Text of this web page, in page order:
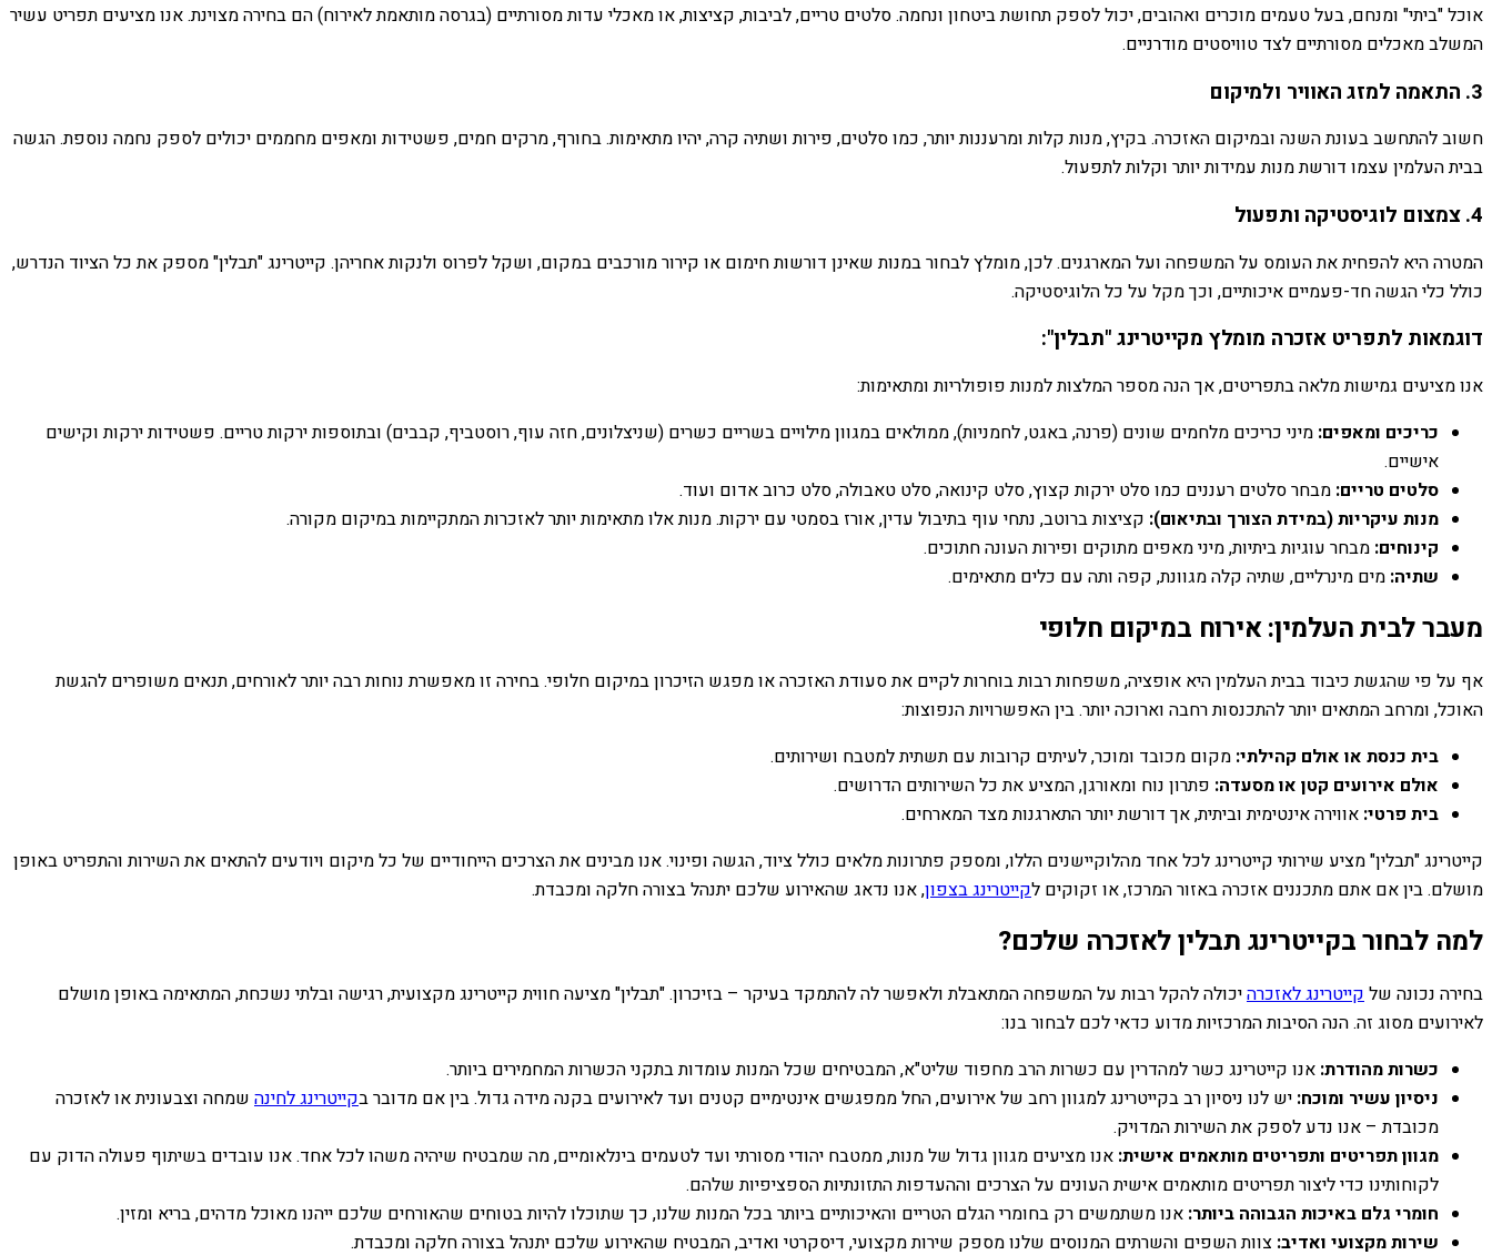
אוכל "ביתי" ומנחם, בעל טעמים מוכרים ואהובים, יכול לספק תחושת ביטחון ונחמה. סלטים טריים, לביבות, קציצות, או מאכלי עדות מסורתיים (בגרסה מותאמת לאירוח) הם בחירה מצוינת. אנו מציעים תפריט עשיר
המשלב מאכלים מסורתיים לצד טוויסטים מודרניים.
3. התאמה למזג האוויר ולמיקום
חשוב להתחשב בעונת השנה ובמיקום האזכרה. בקיץ, מנות קלות ומרעננות יותר, כמו סלטים, פירות ושתיה קרה, יהיו מתאימות. בחורף, מרקים חמים, פשטידות ומאפים מחממים יכולים לספק נחמה נוספת. הגשה
בבית העלמין עצמו דורשת מנות עמידות יותר וקלות לתפעול.
4. צמצום לוגיסטיקה ותפעול
המטרה היא להפחית את העומס על המשפחה ועל המארגנים. לכן, מומלץ לבחור במנות שאינן דורשות חימום או קירור מורכבים במקום, ושקל לפרוס ולנקות אחריהן. קייטרינג "תבלין" מספק את כל הציוד הנדרש,
כולל כלי הגשה חד-פעמיים איכותיים, וכך מקל על כל הלוגיסטיקה.
דוגמאות לתפריט אזכרה מומלץ מקייטרינג "תבלין":
אנו מציעים גמישות מלאה בתפריטים, אך הנה מספר המלצות למנות פופולריות ומתאימות:
כריכים ומאפים: מיני כריכים מלחמים שונים (פרנה, באגט, לחמניות), ממולאים במגוון מילויים בשריים כשרים (שניצלונים, חזה עוף, רוסטביף, קבבים) ובתוספות ירקות טריים. פשטידות ירקות וקישים
אישיים.
סלטים טריים: מבחר סלטים רעננים כמו סלט ירקות קצוץ, סלט קינואה, סלט טאבולה, סלט כרוב אדום ועוד.
מנות עיקריות (במידת הצורך ובתיאום): קציצות ברוטב, נתחי עוף בתיבול עדין, אורז בסמטי עם ירקות. מנות אלו מתאימות יותר לאזכרות המתקיימות במיקום מקורה.
קינוחים: מבחר עוגיות ביתיות, מיני מאפים מתוקים ופירות העונה חתוכים.
שתיה: מים מינרליים, שתיה קלה מגוונת, קפה ותה עם כלים מתאימים.
מעבר לבית העלמין: אירוח במיקום חלופי
אף על פי שהגשת כיבוד בבית העלמין היא אופציה, משפחות רבות בוחרות לקיים את סעודת האזכרה או מפגש הזיכרון במיקום חלופי. בחירה זו מאפשרת נוחות רבה יותר לאורחים, תנאים משופרים להגשת
האוכל, ומרחב המתאים יותר להתכנסות רחבה וארוכה יותר. בין האפשרויות הנפוצות:
בית כנסת או אולם קהילתי: מקום מכובד ומוכר, לעיתים קרובות עם תשתית למטבח ושירותים.
אולם אירועים קטן או מסעדה: פתרון נוח ומאורגן, המציע את כל השירותים הדרושים.
בית פרטי: אווירה אינטימית וביתית, אך דורשת יותר התארגנות מצד המארחים.
קייטרינג "תבלין" מציע שירותי קייטרינג לכל אחד מהלוקיישנים הללו, ומספק פתרונות מלאים כולל ציוד, הגשה ופינוי. אנו מבינים את הצרכים הייחודיים של כל מיקום ויודעים להתאים את השירות והתפריט באופן
מושלם. בין אם אתם מתכננים אזכרה באזור המרכז, או זקוקים לקייטרינג בצפון, אנו נדאג שהאירוע שלכם יתנהל בצורה חלקה ומכבדת.
למה לבחור בקייטרינג תבלין לאזכרה שלכם?
בחירה נכונה של קייטרינג לאזכרהיכולה להקל רבות על המשפחה המתאבלת ולאפשר לה להתמקד בעיקר – בזיכרון. "תבלין" מציעה חווית קייטרינג מקצועית, רגישה ובלתי נשכחת, המתאימה באופן מושלם
לאירועים מסוג זה. הנה הסיבות המרכזיות מדוע כדאי לכם לבחור בנו:
כשרות מהודרת: אנו קייטרינג כשר למהדרין עם כשרות הרב מחפוד שליט"א, המבטיחים שכל המנות עומדות בתקני הכשרות המחמירים ביותר.
ניסיון עשיר ומוכח: יש לנו ניסיון רב בקייטרינג למגוון רחב של אירועים, החל ממפגשים אינטימיים קטנים ועד לאירועים בקנה מידה גדול. בין אם מדובר בקייטרינג לחינה שמחה וצבעונית או לאזכרה
מכובדת – אנו נדע לספק את השירות המדויק.
מגוון תפריטים ותפריטים מותאמים אישית: אנו מציעים מגוון גדול של מנות, ממטבח יהודי מסורתי ועד לטעמים בינלאומיים, מה שמבטיח שיהיה משהו לכל אחד. אנו עובדים בשיתוף פעולה הדוק עם
לקוחותינו כדי ליצור תפריטים מותאמים אישית העונים על הצרכים וההעדפות התזונתיות הספציפיות שלהם.
חומרי גלם באיכות הגבוהה ביותר: אנו משתמשים רק בחומרי הגלם הטריים והאיכותיים ביותר בכל המנות שלנו, כך שתוכלו להיות בטוחים שהאורחים שלכם ייהנו מאוכל מדהים, בריא ומזין.
שירות מקצועי ואדיב: צוות השפים והשרתים המנוסים שלנו מספק שירות מקצועי, דיסקרטי ואדיב, המבטיח שהאירוע שלכם יתנהל בצורה חלקה ומכבדת.